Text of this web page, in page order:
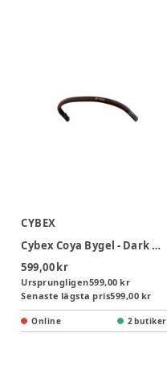
CYBEX
Cybex Coya Bygel - Dark Brown
599,00 kr
Ursprungligen599,00 kr
Senaste lägsta pris599,00 kr
Online 2 butiker